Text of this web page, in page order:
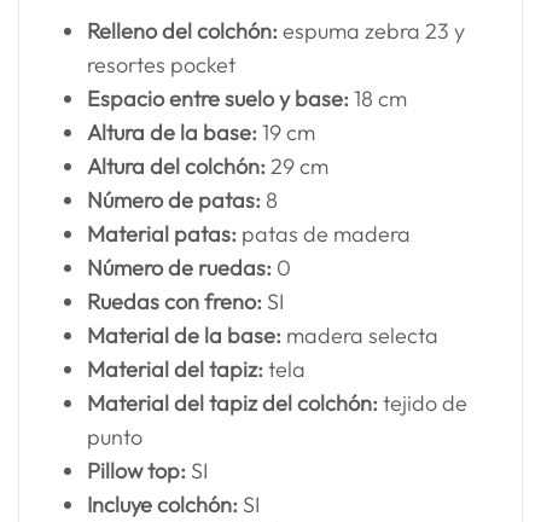
Relleno del colchón: espuma zebra 23 y
resortes pocket
Espacio entre suelo y base: 18 cm
Altura de la base: 19 cm
Altura del colchón: 29 cm
Número de patas: 8
Material patas: patas de madera
Número de ruedas: 0
Ruedas con freno: SI
Material de la base: madera selecta
Material del tapiz: tela
Material del tapiz del colchón: tejido de
punto
Pillow top: SI
Incluye colchón: SI